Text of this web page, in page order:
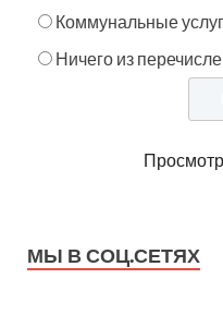
Коммунальные
Ничего из
МЫ В СОЦ.СЕТЯХ